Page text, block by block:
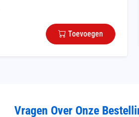
Toevoegen
Vragen Over Onze